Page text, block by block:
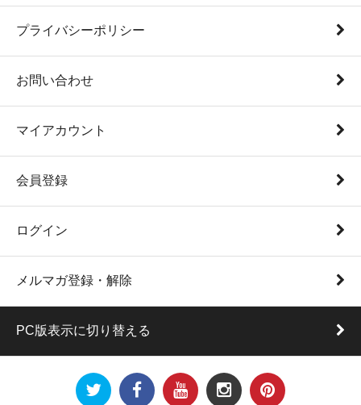
プライバシーポリシー
お問い合わせ
マイアカウント
会員登録
ログイン
メルマガ登録・解除
PC版表示に切り替える